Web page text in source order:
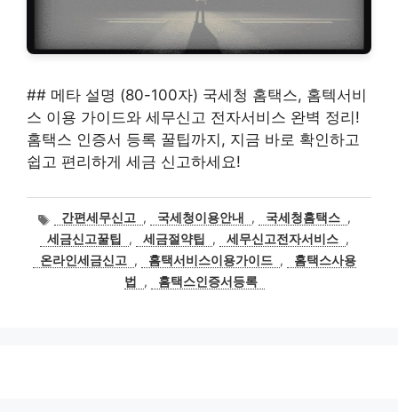
## 메타 설명 (80-100자) 국세청 홈택스, 홈텍서비
스 이용 가이드와 세무신고 전자서비스 완벽 정리!
홈택스 인증서 등록 꿀팁까지, 지금 바로 확인하고
쉽고 편리하게 세금 신고하세요!
태
그
간편세무신고 , 국세청이용안내 , 국세청홈택스 ,
세금신고꿀팁
, 세금절약팁 , 세무신고전자서비스 ,
온라인세금신고
, 홈택서비스이용가이드 ,
홈택스사용
법
, 홈택스인증서등록